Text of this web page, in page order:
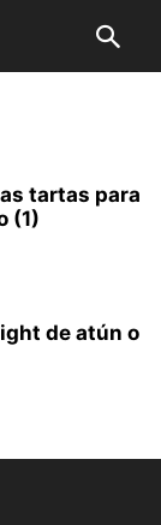
tartas para
(1)
de atún o